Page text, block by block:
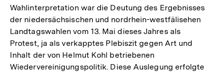
Wahlinterpretation war die Deutung des Ergebnisses
der niedersächsischen und nordrhein-westfälisehen
Landtagswahlen vom 13. Mai dieses Jahres als
Protest, ja als verkapptes Plebiszit gegen Art und
Inhalt der von Helmut Kohl betriebenen
Wiedervereinigungspolitik. Diese Auslegung erfolgte